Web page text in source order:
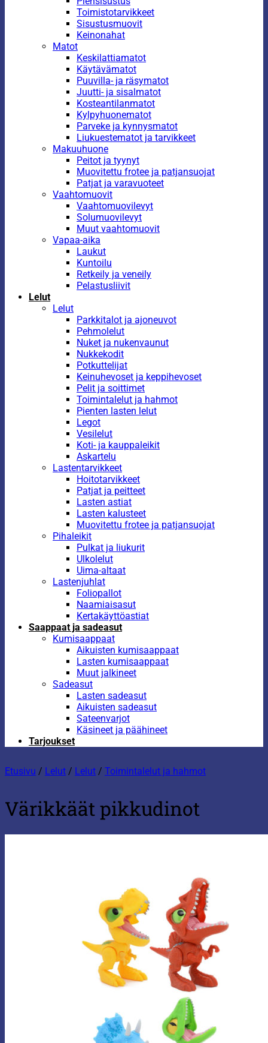
Toimistotarvikkeet
Sisustusmuovit
Keinonahat
Matot
Keskilattiamatot
Käytävämatot
Puuvilla- ja räsymatot
Juutti- ja sisalmatot
Kosteantilanmatot
Kylpyhuonematot
Parveke ja kynnysmatot
Liukuestematot ja tarvikkeet
Makuuhuone
Peitot ja tyynyt
Muovitettu frotee ja patjansuojat
Patjat ja varavuoteet
Vaahtomuovit
Vaahtomuovilevyt
Solumuovilevyt
Muut vaahtomuovit
Vapaa-aika
Laukut
Kuntoilu
Retkeily ja veneily
Pelastusliivit
Lelut
Lelut
Parkkitalot ja ajoneuvot
Pehmolelut
Nuket ja nukenvaunut
Nukkekodit
Potkuttelijat
Keinuhevoset ja keppihevoset
Pelit ja soittimet
Toimintalelut ja hahmot
Pienten lasten lelut
Legot
Vesilelut
Koti- ja kauppaleikit
Askartelu
Lastentarvikkeet
Hoitotarvikkeet
Patjat ja peitteet
Lasten astiat
Lasten kalusteet
Muovitettu frotee ja patjansuojat
Pihaleikit
Pulkat ja liukurit
Ulkolelut
Uima-altaat
Lastenjuhlat
Foliopallot
Naamiaisasut
Kertakäyttöastiat
Saappaat ja sadeasut
Kumisaappaat
Aikuisten kumisaappaat
Lasten kumisaappaat
Muut jalkineet
Sadeasut
Lasten sadeasut
Aikuisten sadeasut
Sateenvarjot
Käsineet ja päähineet
Tarjoukset
Etusivu / Lelut / Lelut / Toimintalelut ja hahmot
Värikkäät pikkudinot